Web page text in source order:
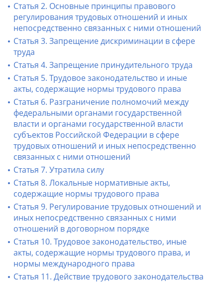
Статья 2. Основные принципы правового
регулирования трудовых отношений и иных
непосредственно связанных с ними отношений
Статья 3. Запрещение дискриминации в сфере
труда
Статья 4. Запрещение принудительного труда
Статья 5. Трудовое законодательство и иные
акты, содержащие нормы трудового права
Статья 6. Разграничение полномочий между
федеральными органами государственной
власти и органами государственной власти
субъектов Российской Федерации в сфере
трудовых отношений и иных непосредственно
связанных с ними отношений
Статья 7. Утратила силу
Статья 8. Локальные нормативные акты,
содержащие нормы трудового права
Статья 9. Регулирование трудовых отношений и
иных непосредственно связанных с ними
отношений в договорном порядке
Статья 10. Трудовое законодательство, иные
акты, содержащие нормы трудового права, и
нормы международного права
Статья 11. Действие трудового законодательства